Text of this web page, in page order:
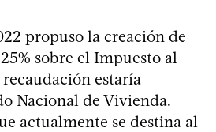
propuso la creación de
sobre el Impuesto al
estaría
Nacional de Vivienda.
actualmente se destina al